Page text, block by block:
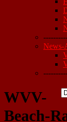
News-
WVV-
Beach-